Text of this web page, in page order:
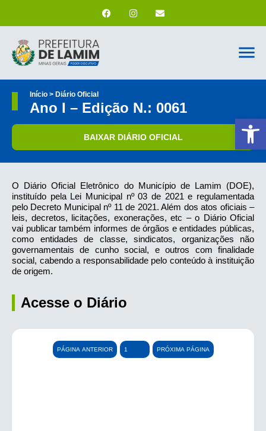
Início > Diário Oficial
Ano I – Edição N.: 0061
BAIXAR DIÁRIO OFICIAL
O Diário Oficial Eletrônico do Município de Lamim (DOE),
instituído pela Lei Municipal nº 03 de 2021 e regulamentada
pelo Decreto Municipal nº 11 de 2021. Além dos atos oficiais –
leis, decretos, licitações, exonerações, etc – o Diário Oficial
vai publicar também informes de órgãos e entidades públicas,
como entidades de classe, sindicatos, organizações não
governamentais de cunho social, e outros com finalidade
social, cabendo a responsabilidade pelo conteúdo à instituição
de origem.
Acesse o Diário
PÁGINA ANTERIOR PRÓXIMA PÁGINA